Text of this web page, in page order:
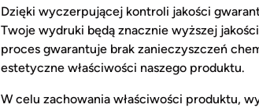
Dzięki wyczerpującej kontroli jakości
Twoje wydruki będą znacznie wyższej
proces gwarantuje brak zanieczyszczeń
estetyczne właściwości naszego produktu.
W celu zachowania właściwości produktu,